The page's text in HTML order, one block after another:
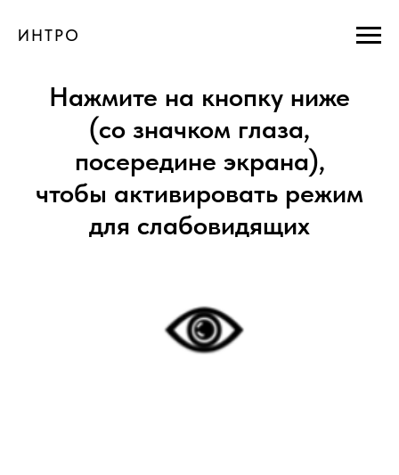
Нажмите на кнопку ниже
(со значком глаза,
посередине экрана),
чтобы активировать режим
для слабовидящих
ИНТРО